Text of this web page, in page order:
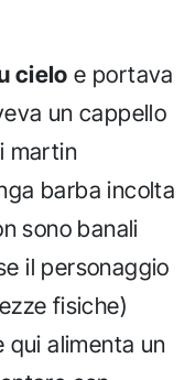
cielo e portava
un cappello
martin
barba incolta
sono banali
il personaggio
fisiche)
qui alimenta un